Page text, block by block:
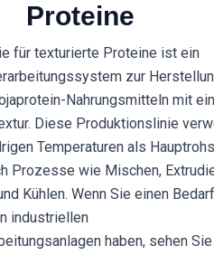
Proteine
für texturierte Proteine ist ein
zur
Nahrungsmitteln mit
Diese Produktionslinie
Temperaturen als
Prozesse wie Mischen,
Kühlen. Wenn Sie einen
industriellen
haben, sehen